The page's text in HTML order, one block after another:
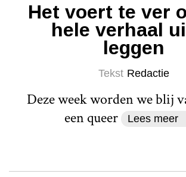
Het voert te ver
hele verhaal
leggen
Tekst Redactie
Deze week worden we blij
een queer
Lees meer